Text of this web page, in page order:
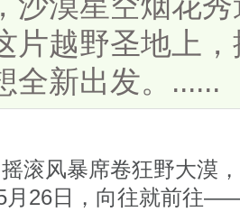
片越野圣地上
全新出发。......
摇滚风暴席卷狂野大漠
月26日，向往就前往